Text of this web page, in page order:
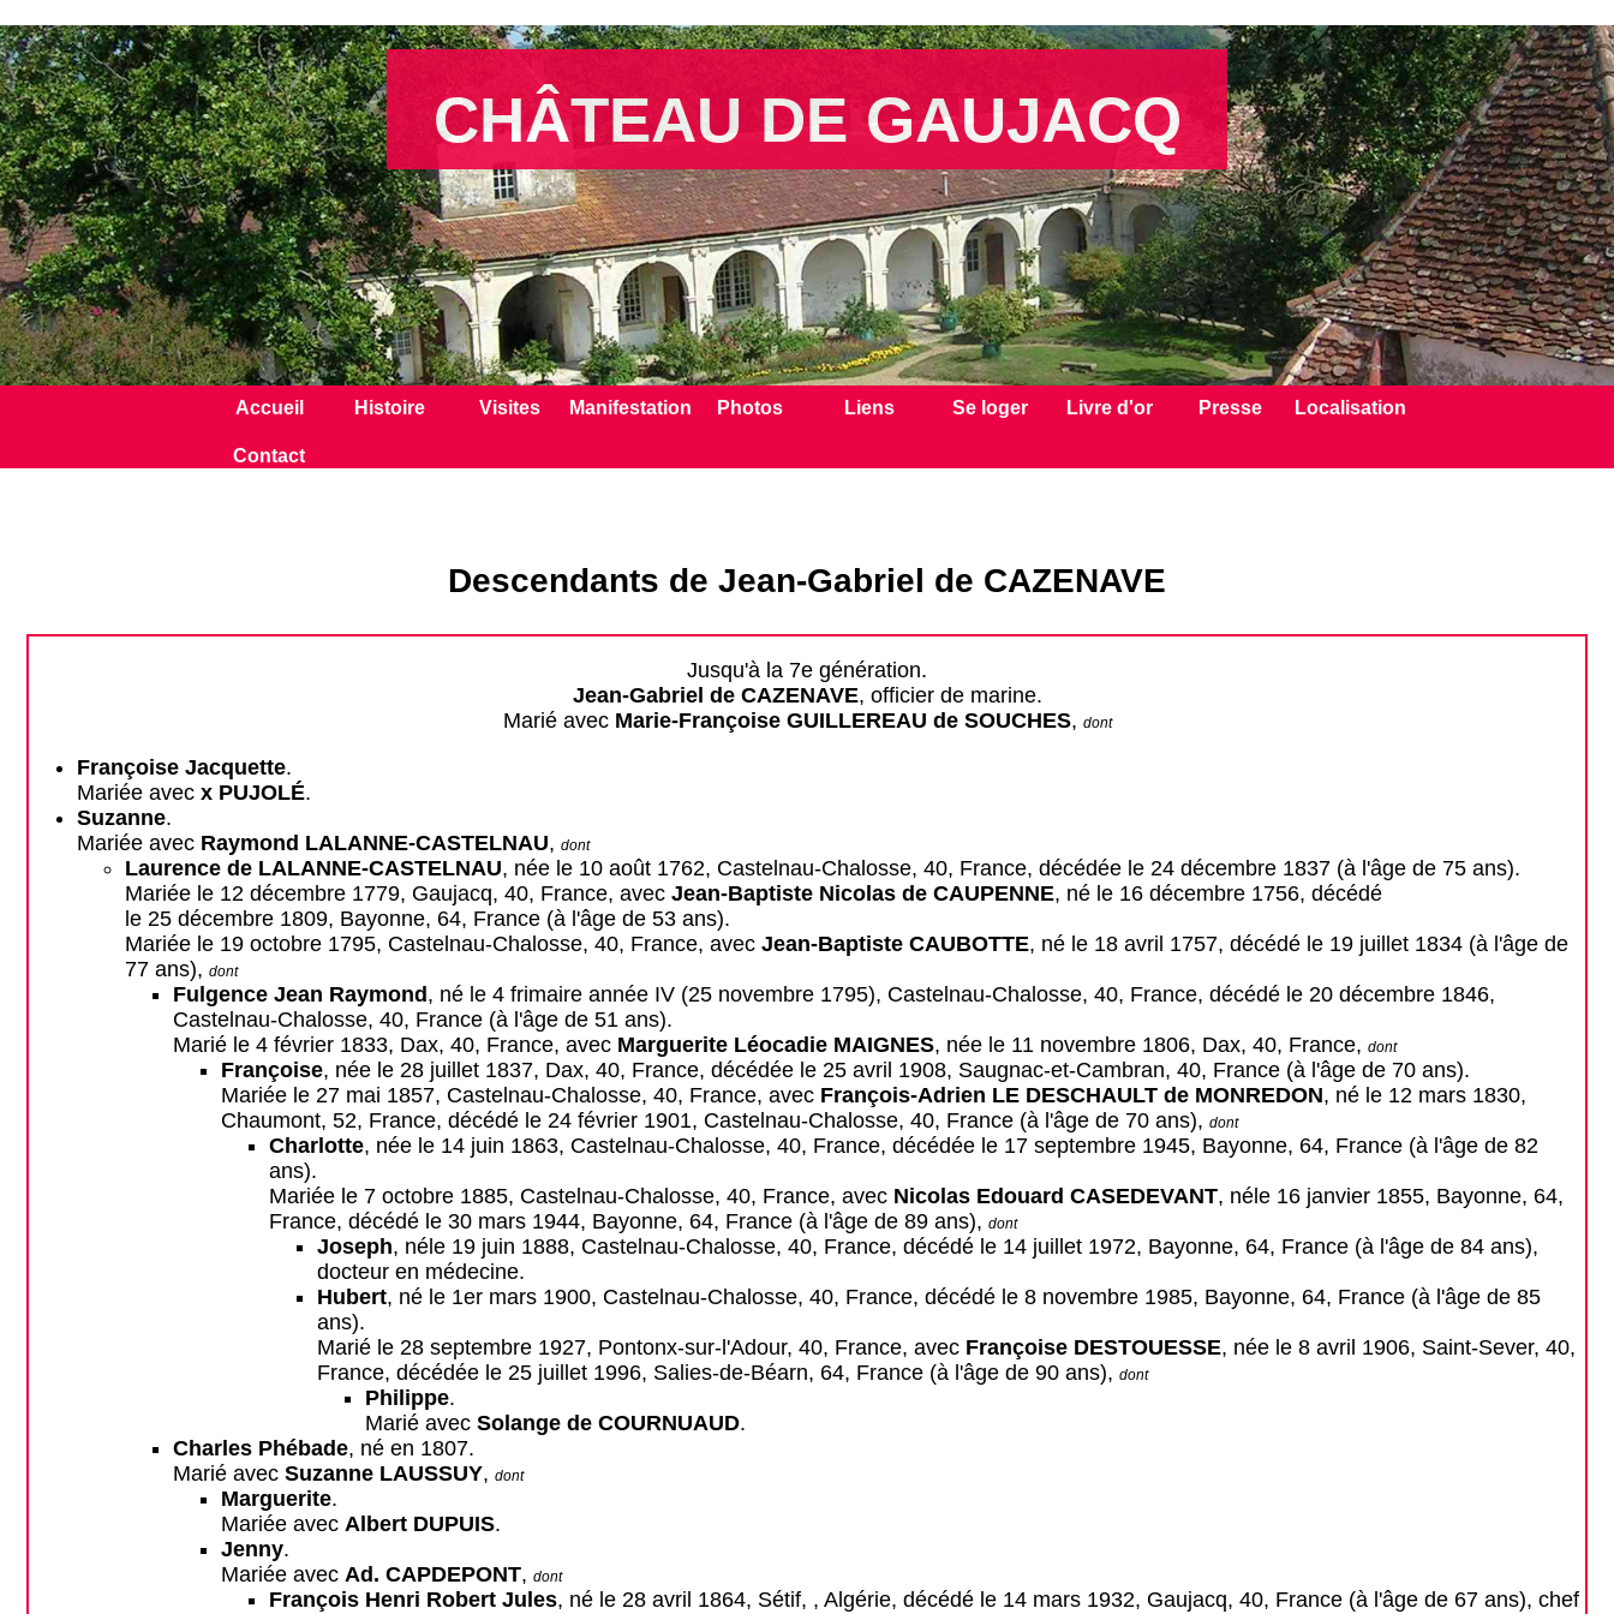
CHÂTEAU DE GAUJACQ
Accueil Histoire Visites Manifestation Photos Liens Se loger Livre d'or Presse Localisation
Contact
Descendants de Jean-Gabriel de CAZENAVE
Jusqu'à la 7e génération.
Jean-Gabriel de CAZENAVE, officier de marine.
Marié avec Marie-Françoise GUILLEREAU de SOUCHES, dont
Françoise Jacquette.
Mariée avec x PUJOLÉ.
Suzanne.
Mariée avec Raymond LALANNE-CASTELNAU, dont
Laurence de LALANNE-CASTELNAU, née le 10 août 1762, Castelnau-Chalosse, 40, France, décédée le 24 décembre 1837 (à l'âge de 75 ans).
Mariée le 12 décembre 1779, Gaujacq, 40, France, avec Jean-Baptiste Nicolas de CAUPENNE, né le 16 décembre 1756, décédé
le 25 décembre 1809, Bayonne, 64, France (à l'âge de 53 ans).
Mariée le 19 octobre 1795, Castelnau-Chalosse, 40, France, avec Jean-Baptiste CAUBOTTE, né le 18 avril 1757, décédé le 19 juillet 1834 (à l'âge de
77 ans), dont
Fulgence Jean Raymond, né le 4 frimaire année IV (25 novembre 1795), Castelnau-Chalosse, 40, France, décédé le 20 décembre 1846,
Castelnau-Chalosse, 40, France (à l'âge de 51 ans).
Marié le 4 février 1833, Dax, 40, France, avec Marguerite Léocadie MAIGNES, née le 11 novembre 1806, Dax, 40, France, dont
Françoise, née le 28 juillet 1837, Dax, 40, France, décédée le 25 avril 1908, Saugnac-et-Cambran, 40, France (à l'âge de 70 ans).
Mariée le 27 mai 1857, Castelnau-Chalosse, 40, France, avec François-Adrien LE DESCHAULT de MONREDON, né le 12 mars 1830,
Chaumont, 52, France, décédé le 24 février 1901, Castelnau-Chalosse, 40, France (à l'âge de 70 ans), dont
Charlotte, née le 14 juin 1863, Castelnau-Chalosse, 40, France, décédée le 17 septembre 1945, Bayonne, 64, France (à l'âge de 82
ans).
Mariée le 7 octobre 1885, Castelnau-Chalosse, 40, France, avec Nicolas Edouard CASEDEVANT, néle 16 janvier 1855, Bayonne, 64,
France, décédé le 30 mars 1944, Bayonne, 64, France (à l'âge de 89 ans), dont
Joseph, néle 19 juin 1888, Castelnau-Chalosse, 40, France, décédé le 14 juillet 1972, Bayonne, 64, France (à l'âge de 84 ans),
docteur en médecine.
Hubert, né le 1er mars 1900, Castelnau-Chalosse, 40, France, décédé le 8 novembre 1985, Bayonne, 64, France (à l'âge de 85
ans).
Marié le 28 septembre 1927, Pontonx-sur-l'Adour, 40, France, avec Françoise DESTOUESSE, née le 8 avril 1906, Saint-Sever, 40,
France, décédée le 25 juillet 1996, Salies-de-Béarn, 64, France (à l'âge de 90 ans), dont
Philippe.
Marié avec Solange de COURNUAUD.
Charles Phébade, né en 1807.
Marié avec Suzanne LAUSSUY, dont
Marguerite.
Mariée avec Albert DUPUIS.
Jenny.
Mariée avec Ad. CAPDEPONT, dont
François Henri Robert Jules, né le 28 avril 1864, Sétif, , Algérie, décédé le 14 mars 1932, Gaujacq, 40, France (à l'âge de 67 ans), chef